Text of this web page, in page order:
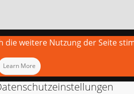
die weitere Nutzung der Seite
Learn More